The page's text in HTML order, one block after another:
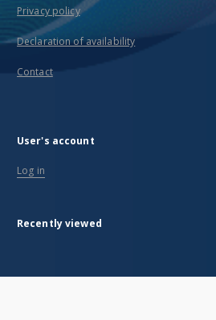
Privacy policy
Declaration of availability
Contact
User's account
Log in
Recently viewed